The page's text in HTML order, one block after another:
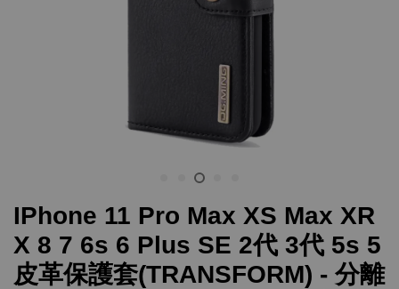
IPhone 11 Pro Max XS Max XR
X 8 7 6s 6 Plus SE 2代 3代 5s 5
皮革保護套(TRANSFORM) - 分離